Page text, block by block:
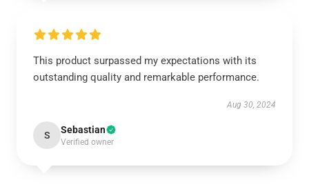
This product surpassed my expectations with its
outstanding quality and remarkable performance.
Aug 30, 2024
S Sebastian
Verified owner